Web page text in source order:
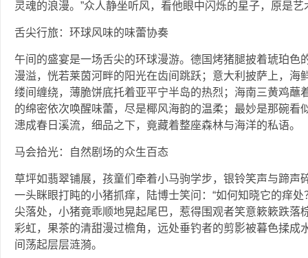
灵魂的浪漫。”众人静坐听风，看他眼中闪烁的星子，原是
舌尖行旅：环球风味的味蕾协奏
午间的盛宴是一场舌尖的环球漫游。德国烤猪腿披着琥珀色
漫溢，恍若莱茵河畔的阳光在齿间跳跃；意大利披萨上，海
缕间缠绕，薄脆饼底托着亚平宁半岛的热烈；海南三黄鸡蘸
的绵密依次唤醒味蕾，尽是椰风海韵的温柔；最妙是那碗看
漶成春日溪流，细品之下，竟藏着整座森林与海洋的私语。
马会拾光：自然剧场的众生百态
草坪如翡翠铺展，孩童们牵着小马驹学步，银铃笑声与蹄声
一头眯眼打盹的小猪抓痒，陆博士笑问：“如何知晓它的痒处
尖落处，小猪竟乖顺地晃起尾巴，惹得围观者笑意簌簌跌落
彩虹，果茶的清甜漫过檐角，远处垂钓者的剪影被暮色揉成
间荡起层层涟漪。